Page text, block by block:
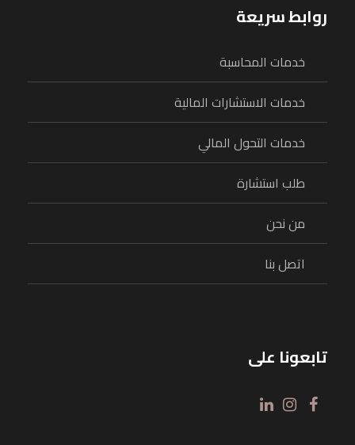
روابط سريعة
خدمات المحاسبة
خدمات الاستشارات المالية
خدمات التحول المالي
طلب استشارة
من نحن
اتصل بنا
تابعونا على